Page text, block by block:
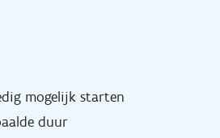
mogelijk starten
duur